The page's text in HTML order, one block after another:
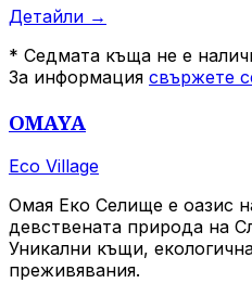
Детайли →
* Седмата къща не е
За информация свържете
OMAYA
Eco Village
Омая Еко Селище е оазис
девствената природа на
Уникални къщи,
преживявания.